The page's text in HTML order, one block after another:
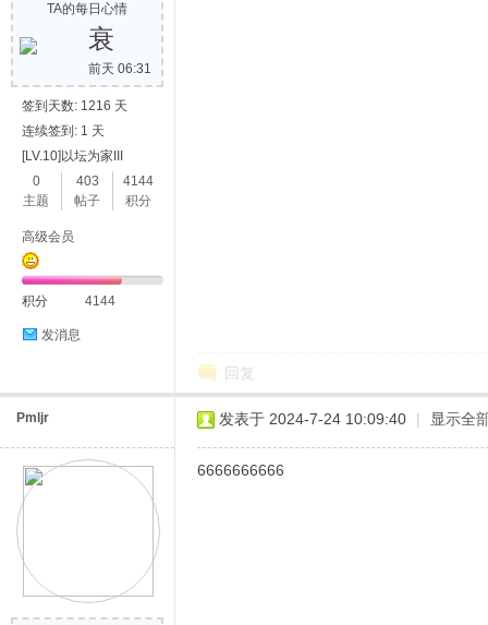
TA的每日心情
衰
前天 06:31
签到天数: 1216 天
连续签到: 1 天
[LV.10]以坛为家III
0
主题
403
帖子
4144
积分
高级会员
积分 4144
发消息
回复
Pmljr 发表于 2024-7-24 10:09:40 | 显示全
6666666666